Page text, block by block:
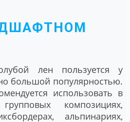
лен пользуется у
большой популярностью.
использовать в
композициях,
альпинариях,